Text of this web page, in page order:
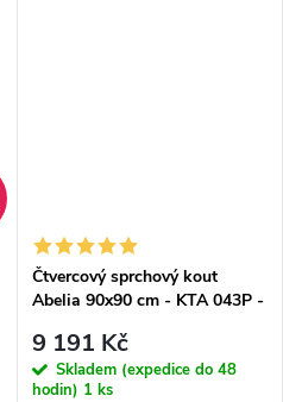
Čtvercový sprchový kout
Abelia 90x90 cm - KTA 043P -
9 191 Kč
Skladem (expedice do 48
hodin) 1 ks